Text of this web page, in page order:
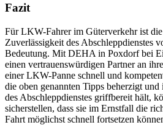
Fazit
Für LKW-Fahrer im Güterverkehr ist
Zuverlässigkeit des Abschleppdienstes
Bedeutung. Mit DEHA in Poxdorf bei
einen vertrauenswürdigen Partner an
einer LKW-Panne schnell und
die oben genannten Tipps beherzigt
des Abschleppdienstes griffbereit hält,
sicherstellen, dass sie im Ernstfall die
Fahrt möglichst schnell fortsetzen